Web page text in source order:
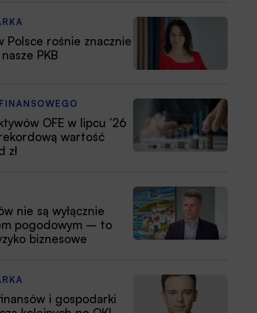
Polsce rośnie znacznie
PKB
OFE w lipcu ’26
rekordową wartość
zł
nie są wyłącznie
pogodowym – to
biznesowe
i gospodarki